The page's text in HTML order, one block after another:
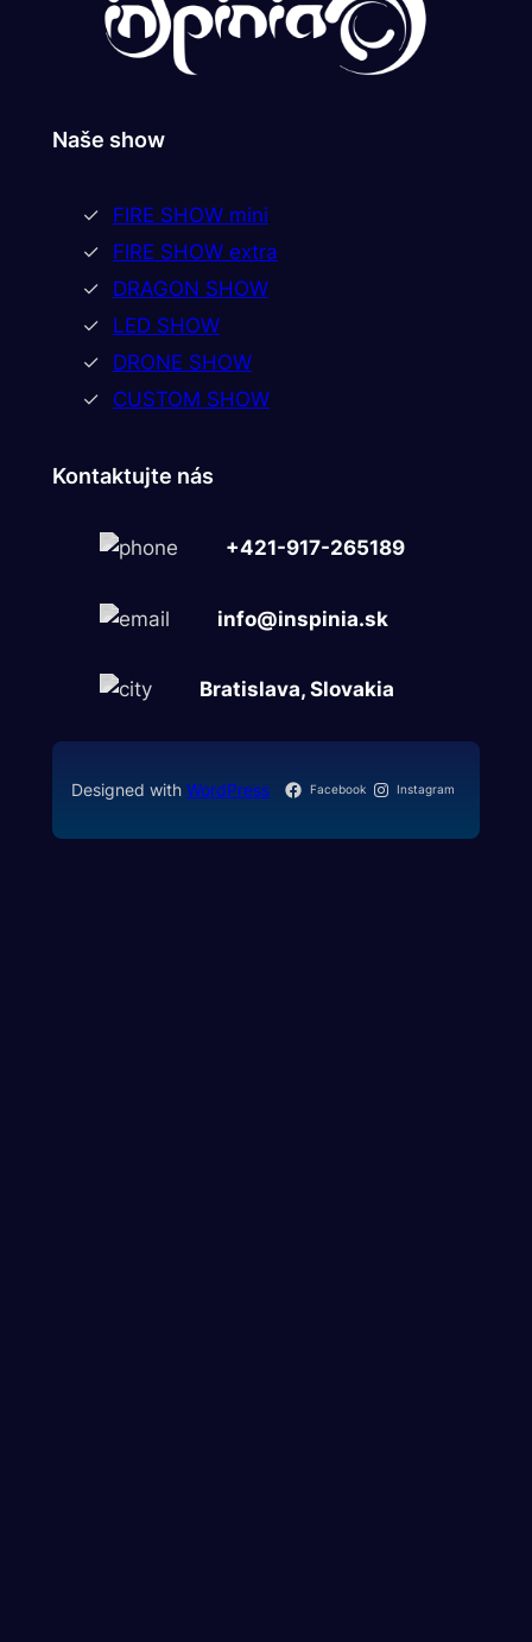
Naše show
FIRE SHOW mini
FIRE SHOW extra
DRAGON SHOW
LED SHOW
DRONE SHOW
CUSTOM SHOW
Kontaktujte nás
+421-917-265189
info@inspinia.sk
Bratislava, Slovakia
Designed with WordPress Facebook Instagram